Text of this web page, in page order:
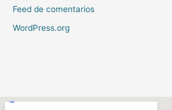
Feed de comentarios
WordPress.org